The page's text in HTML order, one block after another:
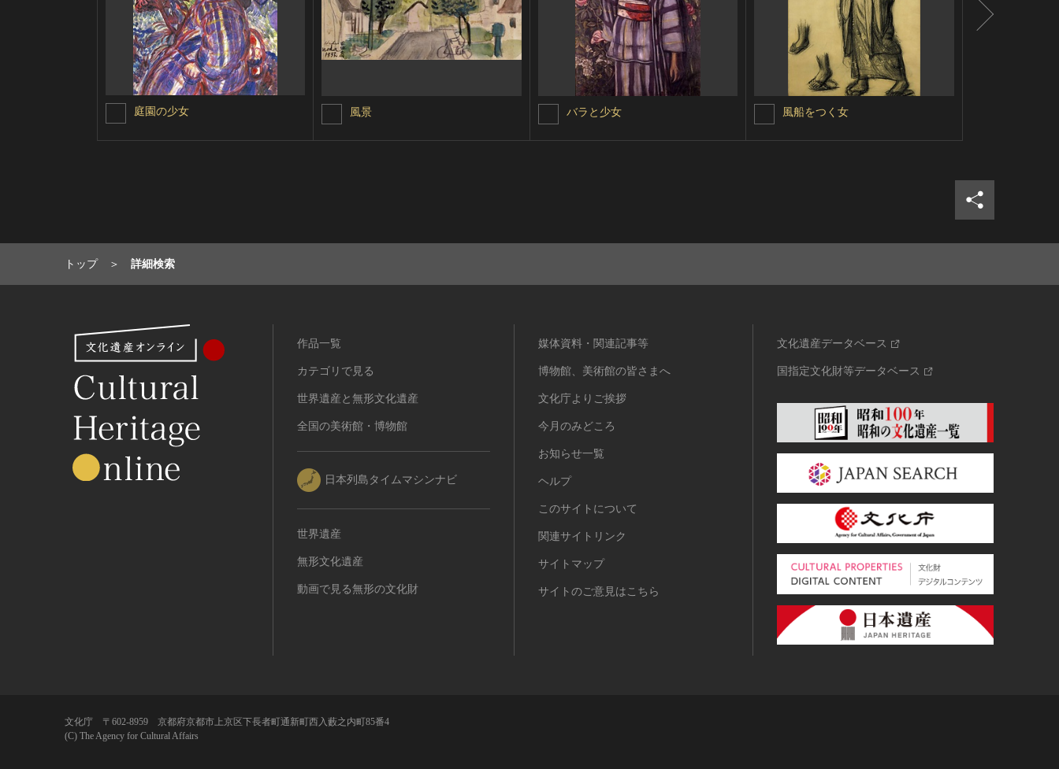
庭園の少女 風景 バラと少女 風船をつく女
トップ 詳細検索
作品一覧
カテゴリで見る
世界遺産と無形文化遺産
全国の美術館・博物館
日本列島タイムマシンナビ
世界遺産
無形文化遺産
動画で見る無形の文化財
媒体資料・関連記事等
博物館、美術館の皆さまへ
文化庁よりご挨拶
今月のみどころ
お知らせ一覧
ヘルプ
このサイトについて
関連サイトリンク
サイトマップ
サイトのご意見はこちら
文化遺産データベース
国指定文化財等データベース
文化庁 〒602-8959 京都府京都市上京区下長者町通新町西入藪之内町85番4
(C) The Agency for Cultural Affairs